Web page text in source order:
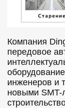
Компания
передовое
инженеров и
новыми SMT-